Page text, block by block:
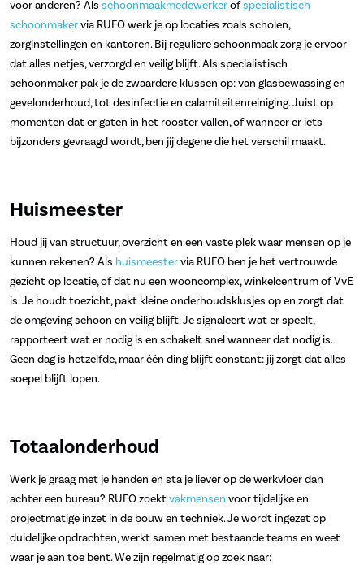
voor anderen? Als schoonmaakmedewerkerofspecialistisch
schoonmakervia RUFO werk je op locaties zoals scholen,
zorginstellingen en kantoren. Bij reguliere schoonmaak zorg je ervoor
dat alles netjes, verzorgd en veilig blijft. Als specialistisch
schoonmaker pak je de zwaardere klussen op: van glasbewassing en
gevelonderhoud, tot desinfectie en calamiteitenreiniging. Juist op
momenten dat er gaten in het rooster vallen, of wanneer er iets
bijzonders gevraagd wordt, ben jij degene die het verschil maakt.
Huismeester
Houd jij van structuur, overzicht en een vaste plek waar mensen op je
kunnen rekenen? Als huismeestervia RUFO ben je het vertrouwde
gezicht op locatie, of dat nu een wooncomplex, winkelcentrum of VvE
is. Je houdt toezicht, pakt kleine onderhoudsklusjes op en zorgt dat
de omgeving schoon en veilig blijft. Je signaleert wat er speelt,
rapporteert wat er nodig is en schakelt snel wanneer dat nodig is.
Geen dag is hetzelfde, maar één ding blijft constant: jij zorgt dat alles
soepel blijft lopen.
Totaalonderhoud
Werk je graag met je handen en sta je liever op de werkvloer dan
achter een bureau? RUFO zoektvakmensen voor tijdelijke en
projectmatige inzet in de bouw en techniek. Je wordt ingezet op
duidelijke opdrachten, werkt samen met bestaande teams en weet
waar je aan toe bent. We zijn regelmatig op zoek naar: